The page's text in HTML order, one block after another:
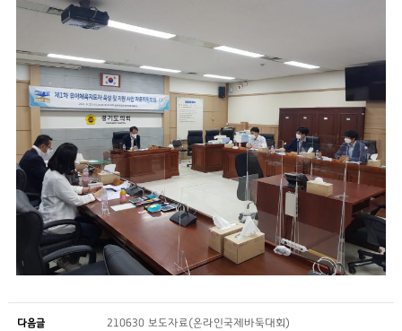
다음글 210630 보도자료(온라인국제바둑대회)